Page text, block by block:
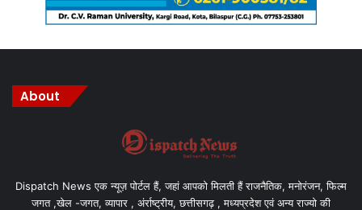
About
Dispatch News एक न्यूज़ पोर्टल हैं, जहां आपको मिलती हैं राजनैतिक, मनोरंजन, फिल्म
जगत ,खेल -जगत, व्यापार , अंर्राष्ट्रीय, छत्तीसगढ़ , मध्यप्रदेश एवं अन्य राज्यो की